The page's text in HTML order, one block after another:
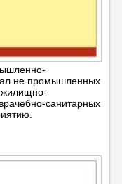
не промышленных
жилищно-
санитарных